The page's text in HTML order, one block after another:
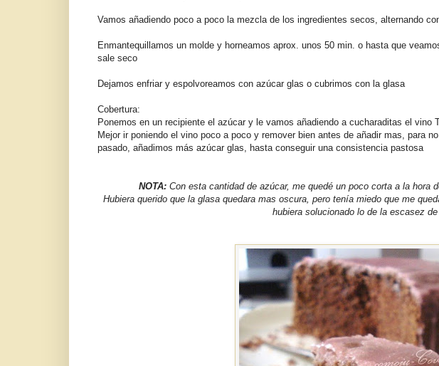
Vamos añadiendo poco a poco la mezcla de los ingredientes secos, alternando
Enmantequillamos un molde y horneamos aprox. unos 50 min. o hasta que
sale seco
Dejamos enfriar y espolvoreamos con azúcar glas o cubrimos con la glasa
Cobertura:
Ponemos en un recipiente el azúcar y le vamos añadiendo a cucharaditas el vino
Mejor ir poniendo el vino poco a poco y remover bien antes de añadir mas, para
pasado, añadimos más azúcar glas, hasta conseguir una consistencia pastosa
NOTA: Con esta cantidad de azúcar, me quedé un poco corta a la hora
Hubiera querido que la glasa quedara mas oscura, pero tenía miedo que me
hubiera solucionado lo de la escasez